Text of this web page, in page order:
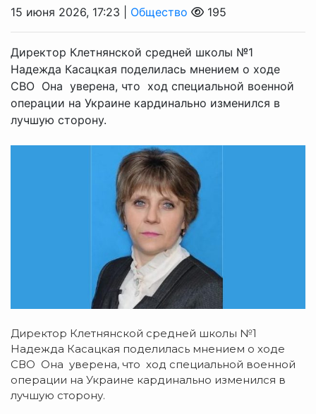
15 июня 2026, 17:23 | Общество 195
Директор Клетнянской средней школы №1
Надежда Касацкая поделилась мнением о ходе
СВО Она уверена, что ход специальной военной
операции на Украине кардинально изменился в
лучшую сторону.
Директор Клетнянской средней школы №1
Надежда Касацкая поделилась мнением о ходе
СВО Она уверена, что ход специальной военной
операции на Украине кардинально изменился в
лучшую сторону.